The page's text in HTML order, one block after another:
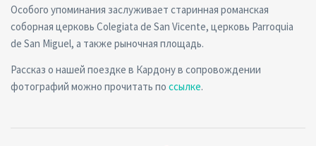
Особого упоминания заслуживает старинная романская
соборная церковь Colegiata de San Vicente, церковь Parroquia
de San Miguel, а также рыночная площадь.
Рассказ о нашей поездке в Кардону в сопровождении
фотографий можно прочитать по ссылке.